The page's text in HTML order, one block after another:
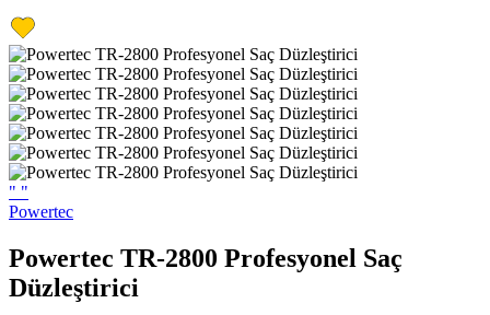
" "
Powertec
Powertec TR-2800 Profesyonel Saç
Düzleştirici